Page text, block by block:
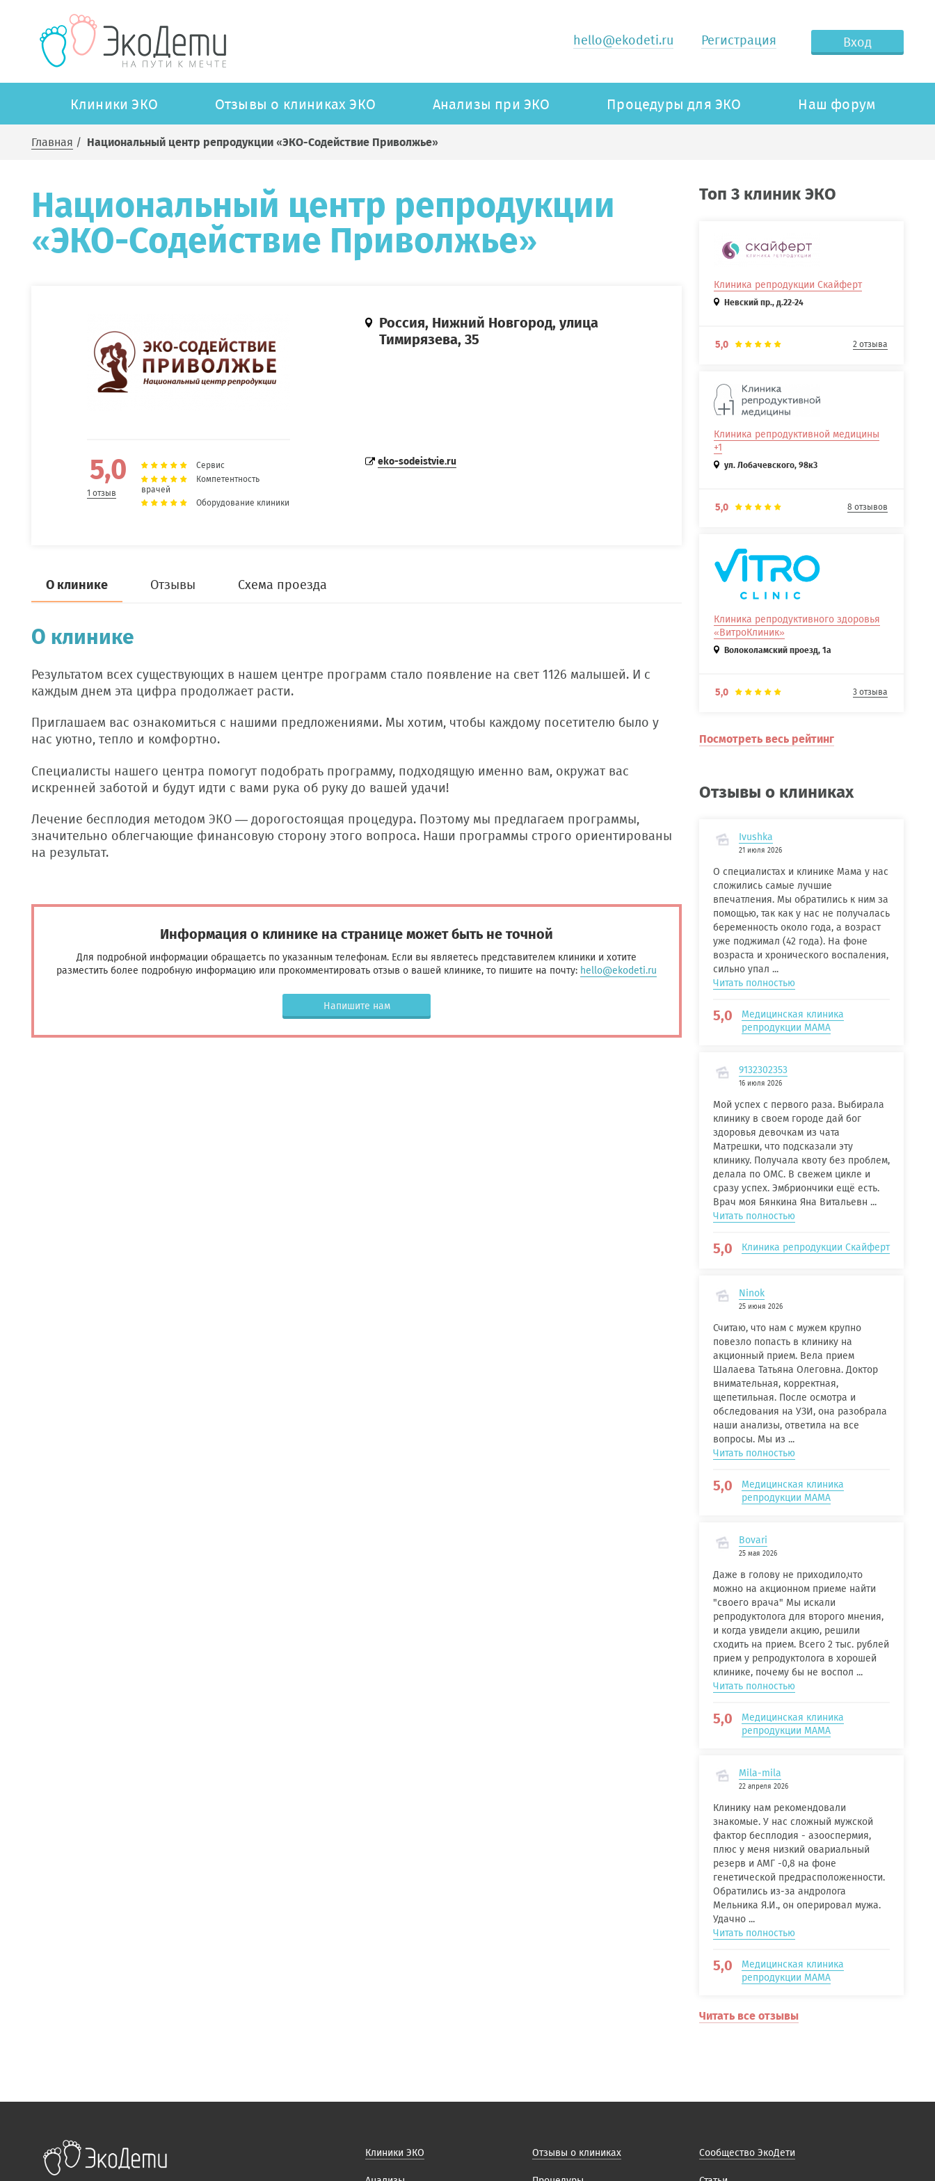
hello@ekodeti.ru Регистрация Вход
Клиники ЭКО Отзывы о клиниках ЭКО Анализы при ЭКО Процедуры для ЭКО Наш форум
Главная / Национальный центр репродукции «ЭКО-Содействие Приволжье»
Национальный центр репродукции
«ЭКО-Содействие Приволжье»
Россия, Нижний Новгород, улица
Тимирязева, 35
5,0
1 отзыв
Сервис
Компетентность
врачей
Оборудование клиники
eko-sodeistvie.ru
О клинике Отзывы Схема проезда
О клинике
Результатом всех существующих в нашем центре программ стало появление на свет 1126 малышей. И с
каждым днем эта цифра продолжает расти.
Приглашаем вас ознакомиться с нашими предложениями. Мы хотим, чтобы каждому посетителю было у
нас уютно, тепло и комфортно.
Специалисты нашего центра помогут подобрать программу, подходящую именно вам, окружат вас
искренней заботой и будут идти с вами рука об руку до вашей удачи!
Лечение бесплодия методом ЭКО — дорогостоящая процедура. Поэтому мы предлагаем программы,
значительно облегчающие финансовую сторону этого вопроса. Наши программы строго ориентированы
на результат.
Информация о клинике на странице может быть не точной
Для подробной информации обращаетсь по указанным телефонам. Если вы являетесь представителем клиники и хотите
разместить более подробную информацию или прокомментировать отзыв о вашей клинике, то пишите на почту: hello@ekodeti.ru
Напишите нам
Топ 3 клиник ЭКО
Клиника репродукции Скайферт
Невский пр., д.22-24
5,0 2 отзыва
Клиника репродуктивной медицины
+1
ул. Лобачевского, 98к3
5,0 8 отзывов
Клиника репродуктивного здоровья
«ВитроКлиник»
Волоколамский проезд, 1а
5,0 3 отзыва
Посмотреть весь рейтинг
Отзывы о клиниках
Ivushka
21 июля 2026
О специалистах и клинике Мама у нас
сложились самые лучшие
впечатления. Мы обратились к ним за
помощью, так как у нас не получалась
беременность около года, а возраст
уже поджимал (42 года). На фоне
возраста и хронического воспаления,
сильно упал ...
Читать полностью
5,0
Медицинская клиника
репродукции МАМА
9132302353
16 июля 2026
Мой успех с первого раза. Выбирала
клинику в своем городе дай бог
здоровья девочкам из чата
Матрешки, что подсказали эту
клинику. Получала квоту без проблем,
делала по ОМС. В свежем цикле и
сразу успех. Эмбриончики ещё есть.
Врач моя Бянкина Яна Витальевн ...
Читать полностью
5,0 Клиника репродукции Скайферт
Ninok
25 июня 2026
Считаю, что нам с мужем крупно
повезло попасть в клинику на
акционный прием. Вела прием
Шалаева Татьяна Олеговна. Доктор
внимательная, корректная,
щепетильная. После осмотра и
обследования на УЗИ, она разобрала
наши анализы, ответила на все
вопросы. Мы из ...
Читать полностью
5,0
Медицинская клиника
репродукции МАМА
Bovari
25 мая 2026
Даже в голову не приходило,что
можно на акционном приеме найти
"своего врача" Мы искали
репродуктолога для второго мнения,
и когда увидели акцию, решили
сходить на прием. Всего 2 тыс. рублей
прием у репродуктолога в хорошей
клинике, почему бы не воспол ...
Читать полностью
5,0
Медицинская клиника
репродукции МАМА
Mila-mila
22 апреля 2026
Клинику нам рекомендовали
знакомые. У нас сложный мужской
фактор бесплодия - азооспермия,
плюс у меня низкий овариальный
резерв и АМГ -0,8 на фоне
генетической предрасположенности.
Обратились из-за андролога
Мельника Я.И., он оперировал мужа.
Удачно ...
Читать полностью
5,0
Медицинская клиника
репродукции МАМА
Читать все отзывы
Клиники ЭКО Отзывы о клиниках Сообщество ЭкоДети